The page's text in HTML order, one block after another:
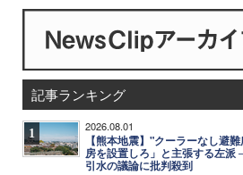
記事ランキング
1 2026.08.01
【熊本地震】"クーラーなし避
房を設置しろ」と主張する左派
引水の議論に批判殺到